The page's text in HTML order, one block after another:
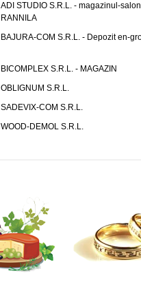
ADI STUDIO S.R.L. - magazinul-salon
RANNILA
BAJURA-COM S.R.L. - Depozit en-
BICOMPLEX S.R.L. - MAGAZIN
OBLIGNUM S.R.L.
SADEVIX-COM S.R.L.
WOOD-DEMOL S.R.L.